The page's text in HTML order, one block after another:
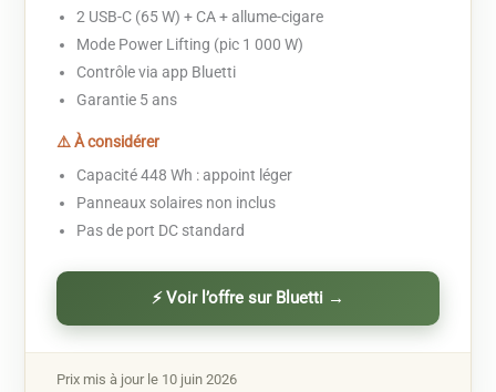
2 USB-C (65 W) + CA + allume-cigare
Mode Power Lifting (pic 1 000 W)
Contrôle via app Bluetti
Garantie 5 ans
⚠️ À considérer
Capacité 448 Wh : appoint léger
Panneaux solaires non inclus
Pas de port DC standard
⚡ Voir l’offre sur Bluetti →
Prix mis à jour le 10 juin 2026